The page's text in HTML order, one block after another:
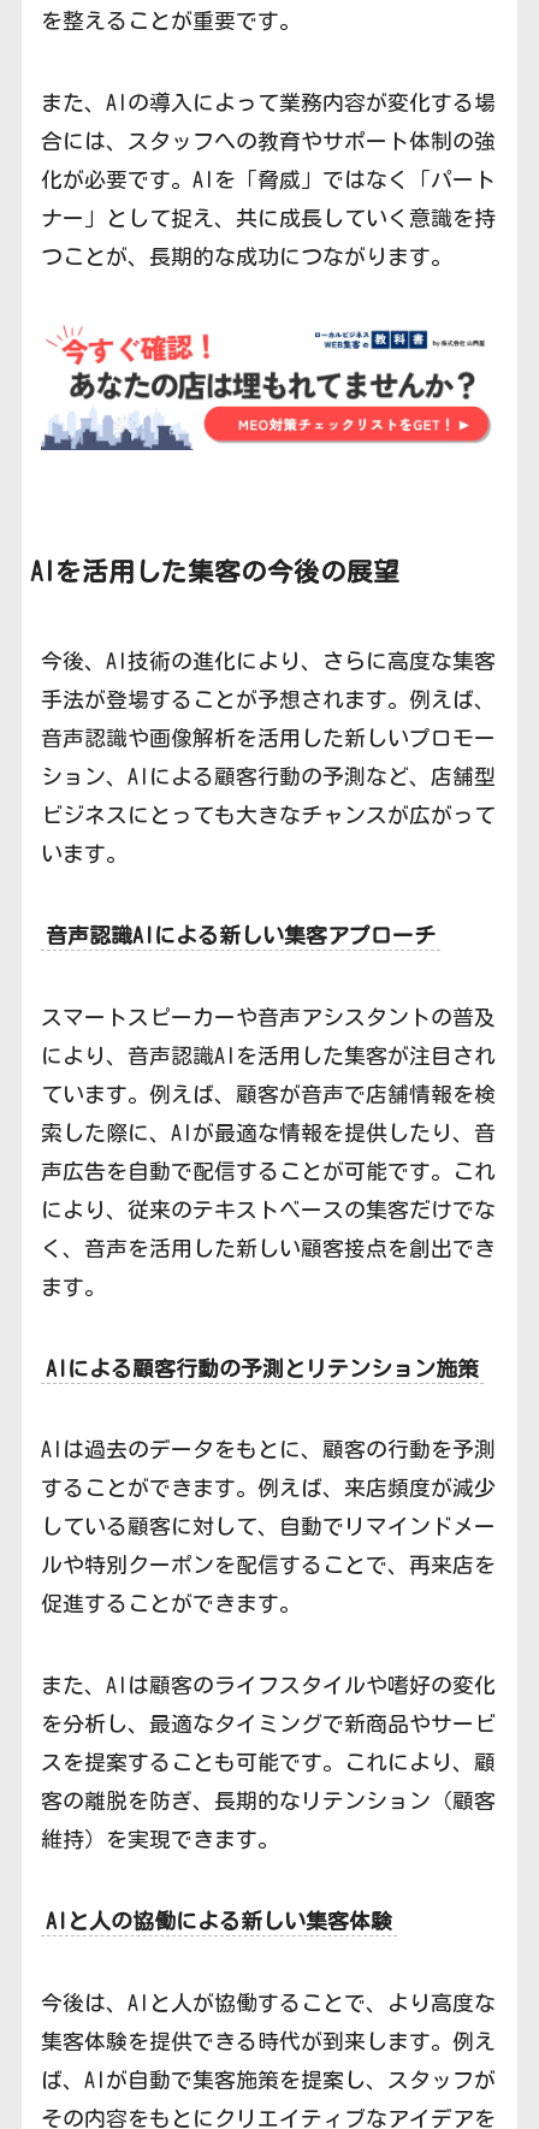
を整えることが重要です。
また、AIの導入によって業務内容が変化する場
合には、スタッフへの教育やサポート体制の強
化が必要です。AIを「脅威」ではなく「パート
ナー」として捉え、共に成長していく意識を持
つことが、長期的な成功につながります。
AIを活用した集客の今後の展望
今後、AI技術の進化により、さらに高度な集客
手法が登場することが予想されます。例えば、
音声認識や画像解析を活用した新しいプロモー
ション、AIによる顧客行動の予測など、店舗型
ビジネスにとっても大きなチャンスが広がって
います。
音声認識AIによる新しい集客アプローチ
スマートスピーカーや音声アシスタントの普及
により、音声認識AIを活用した集客が注目され
ています。例えば、顧客が音声で店舗情報を検
索した際に、AIが最適な情報を提供したり、音
声広告を自動で配信することが可能です。これ
により、従来のテキストベースの集客だけでな
く、音声を活用した新しい顧客接点を創出でき
ます。
AIによる顧客行動の予測とリテンション施策
AIは過去のデータをもとに、顧客の行動を予測
することができます。例えば、来店頻度が減少
している顧客に対して、自動でリマインドメー
ルや特別クーポンを配信することで、再来店を
促進することができます。
また、AIは顧客のライフスタイルや嗜好の変化
を分析し、最適なタイミングで新商品やサービ
スを提案することも可能です。これにより、顧
客の離脱を防ぎ、長期的なリテンション（顧客
維持）を実現できます。
AIと人の協働による新しい集客体験
今後は、AIと人が協働することで、より高度な
集客体験を提供できる時代が到来します。例え
ば、AIが自動で集客施策を提案し、スタッフが
その内容をもとにクリエイティブなアイデアを